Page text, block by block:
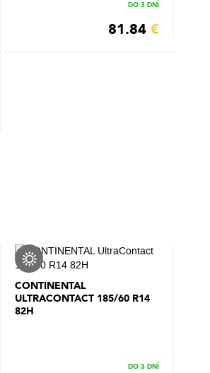
DO 3 DNÍ
81.84 €
CONTINENTAL
ULTRACONTACT 185/60 R14
82H
DO 3 DNÍ